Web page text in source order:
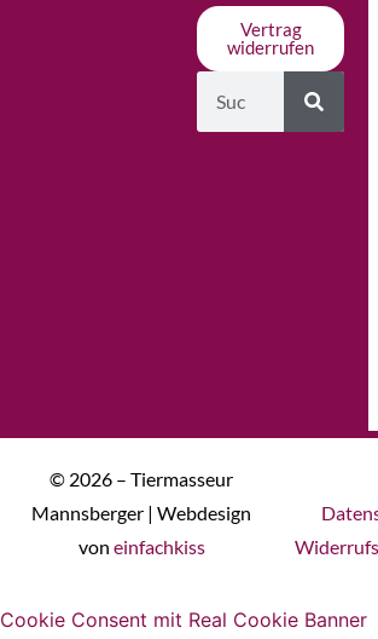
Vertrag
widerrufen
© 2026 – Tiermasseur
Mannsberger | Webdesign
von einfachkiss
Cookie Consent mit Real Cookie Banner